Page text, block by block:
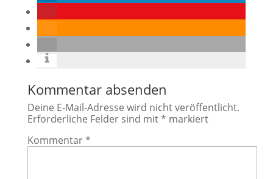
Kommentar absenden
Deine E-Mail-Adresse wird nicht veröffentlicht.
Erforderliche Felder sind mit* markiert
Kommentar*